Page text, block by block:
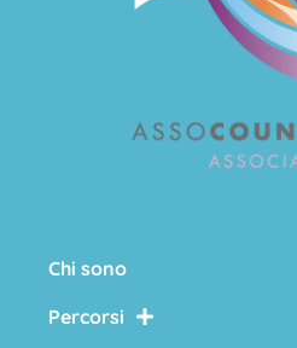
Chi sono
Percorsi